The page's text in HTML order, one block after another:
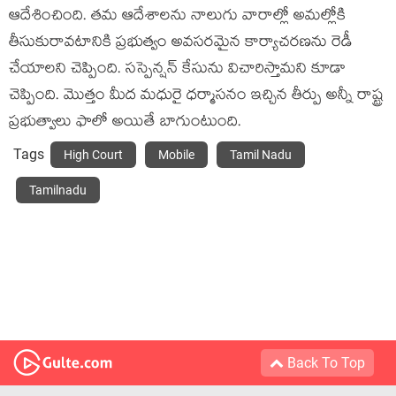
ఆదేశించింది. తమ ఆదేశాలను నాలుగు వారాల్లో అమల్లోకి
తీసుకురావటానికి ప్రభుత్వం అవసరమైన కార్యాచరణను రెడీ
చేయాలని చెప్పింది. సస్పెన్షన్ కేసును విచారిస్తామని కూడా
చెప్పింది. మొత్తం మీద మధురై ధర్మాసనం ఇచ్చిన తీర్పు అన్నీ రాష్ట్ర
ప్రభుత్వాలు ఫాలో అయితే బాగుంటుంది.
Tags High Court Mobile Tamil Nadu
Tamilnadu
Back To Top